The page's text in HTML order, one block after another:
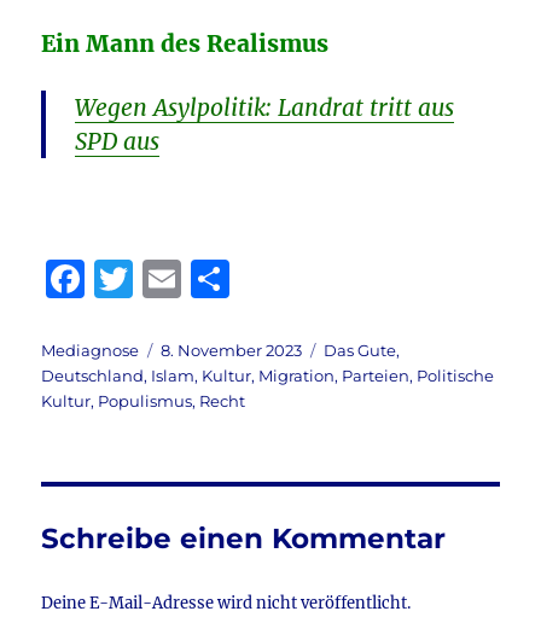
Ein Mann des Realismus
Wegen Asylpolitik: Landrat tritt aus
SPD aus
F
c
e
o
k
T
it
te
E
ai
l
le
n
Autor
Mediagnose
Veröffentlicht
am
8. November 2023 Kategorien
Das Gute,
Deutschland, Islam, Kultur, Migration, Parteien, Politische
Kultur, Populismus, Recht
Schreibe einen Kommentar
Deine E-Mail-Adresse wird nicht veröffentlicht.